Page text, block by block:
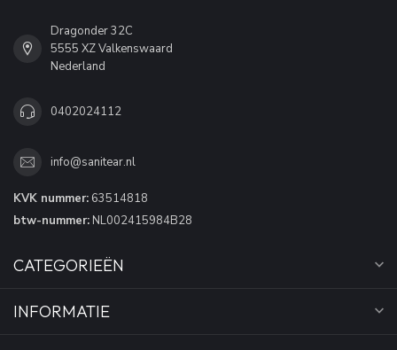
Dragonder 32C
5555 XZ Valkenswaard
Nederland
0402024112
info@sanitear.nl
KVK nummer: 63514818
btw-nummer: NL002415984B28
CATEGORIEËN
INFORMATIE